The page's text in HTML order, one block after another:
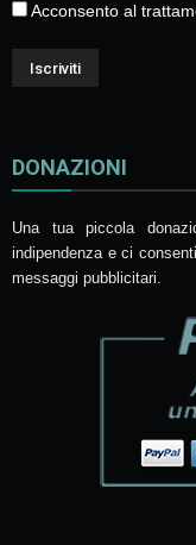
Acconsento al
DONAZIONI
Una tua piccola
indipendenza e ci
messaggi pubblicitari.